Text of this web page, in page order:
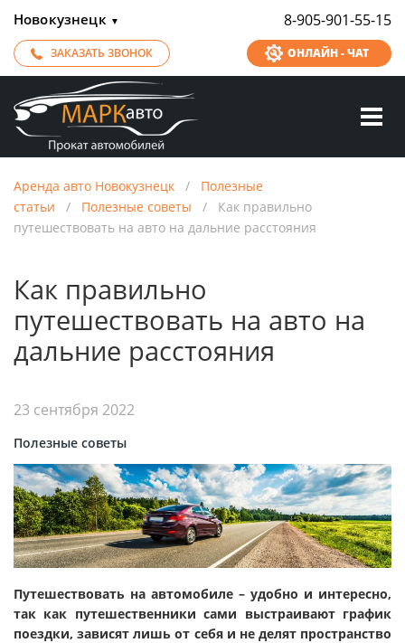
Новокузнецк ▼ 8-905-901-55-15
ЗАКАЗАТЬ ЗВОНОК ОНЛАЙН - ЧАТ
Аренда авто Новокузнецк / Полезные
статьи / Полезные советы / Как правильно
путешествовать на авто на дальние расстояния
Как правильно
путешествовать на авто на
дальние расстояния
23 сентября 2022
Полезные советы
Путешествовать на автомобиле – удобно и интересно,
так как путешественники сами выстраивают график
поездки, зависят лишь от себя и не делят пространство